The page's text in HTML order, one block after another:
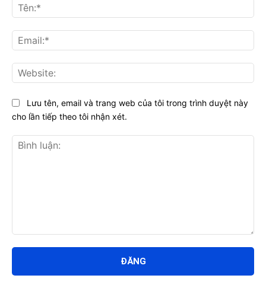
luận:
Lưu tên, email và trang web của tôi trong trình duyệt này
cho lần tiếp theo tôi nhận xét.